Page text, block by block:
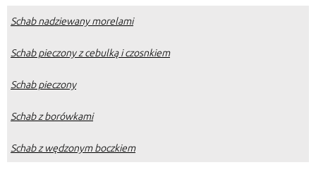
Schab nadziewany morelami
Schab pieczony z cebulką i czosnkiem
Schab pieczony
Schab z borówkami
Schab z wędzonym boczkiem